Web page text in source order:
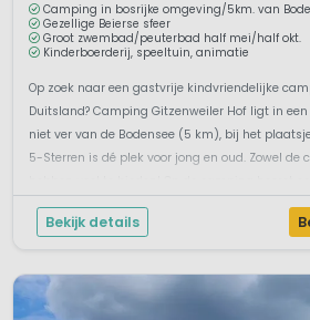
Camping in bosrijke omgeving/5km. van
Gezellige Beierse sfeer
Groot zwembad/peuterbad half mei/half okt.
Kinderboerderij, speeltuin, animatie
Op zoek naar een gastvrije kindvriendelijke
Duitsland? Camping Gitzenweiler Hof ligt in
niet ver van de Bodensee (5 km), bij het
5-Sterren is dé plek voor jong en oud. Zowel
Bekijk details